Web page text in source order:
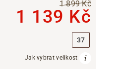
1 899 Kč
1 139 Kč
37
Jak vybrat velikost